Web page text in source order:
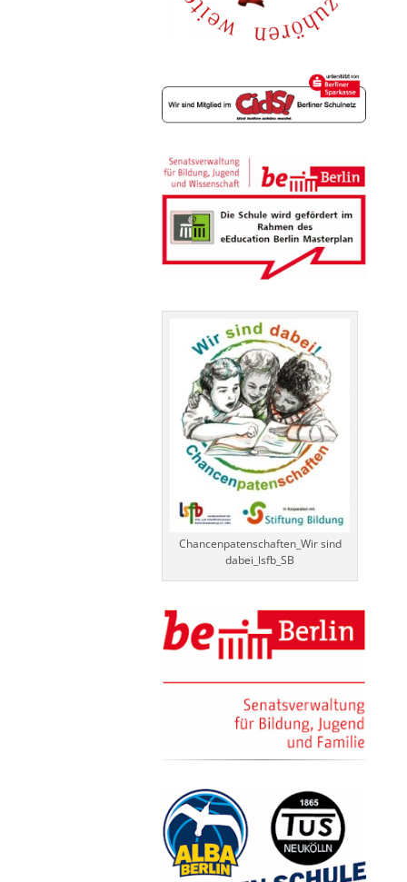
Chancenpatenschaften_Wir sind
dabei_lsfb_SB